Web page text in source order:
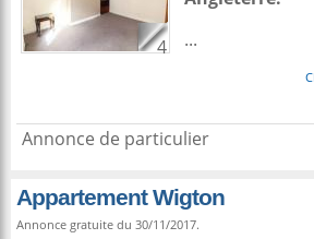
4
...
Annonce de particulier
Appartement Wigton
Annonce gratuite du 30/11/2017.